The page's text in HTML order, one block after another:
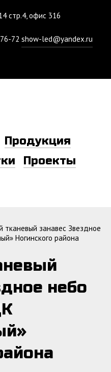
стр.4, офис 316
72 show-led@yandex.ru
Продукция
Проекты
тканевый занавес Звездное
Ногинского района
небо